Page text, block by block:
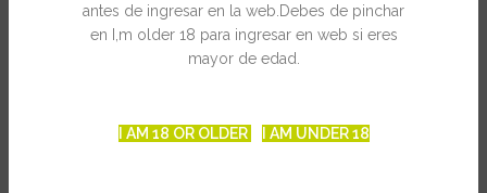
antes de ingresar en la web.Debes de pinchar
en I,m older 18 para ingresar en web si eres
mayor de edad.
I AM 18 OR OLDER I AM UNDER 18
Producción en interior. 500-600 gr/m2
Producción en exterior: 500 gr por planta
Cosecha en interior: 56 días